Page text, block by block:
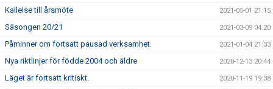
Kallelse till årsmöte 2021-05-01 21:15
Säsongen 20/21 2021-03-09 04:20
Påminner om fortsatt pausad verksamhet. 2021-01-04 21:33
Nya riktlinjer för födde 2004 och äldre 2020-12-13 20:44
Läget är fortsatt kritiskt. 2020-11-19 19:38